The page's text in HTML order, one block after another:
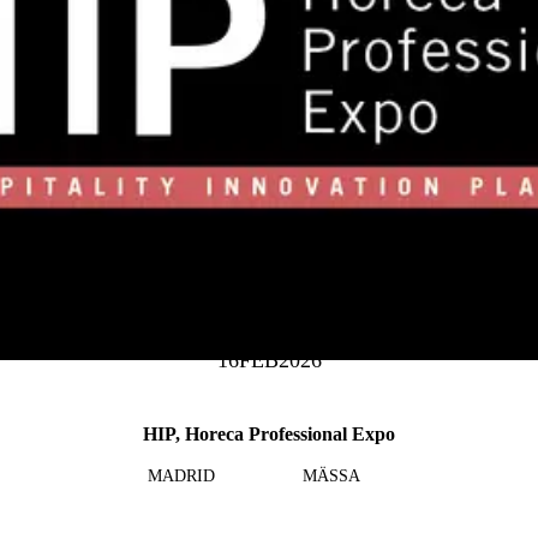
16FEB2026
HIP, Horeca Professional Expo
MADRID MÄSSA